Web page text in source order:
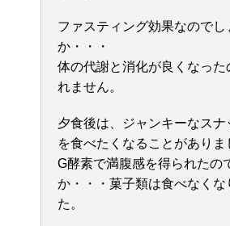
ファスティング効果なのでし
か・・・
体の代謝と消化が良くなった
れません。
夕食後は、ジャンキーなスナ
を食べたくなることがありま
G酵素で満腹感を得られたの
か・・・菓子類は食べなくな
た。